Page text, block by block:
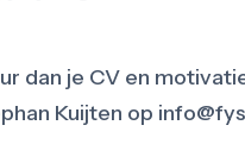
dan je CV en
Kuijten op